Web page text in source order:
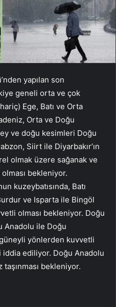
yapılan son
geneli orta ve çok
Ege, Batı ve Orta
Orta ve Doğu
ve doğu kesimleri Doğu
Siirt ile Diyarbakır’ın
olmak üzere sağanak ve
bekleniyor.
kuzeybatısında, Batı
ve Isparta ile Bingöl
olması bekleniyor. Doğu
Anadolu ile Doğu
yönlerden kuvvetli
ediliyor. Doğu Anadolu
bekleniyor.